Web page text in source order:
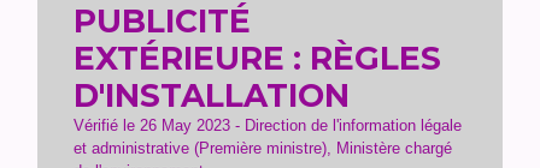
PUBLICITÉ
EXTÉRIEURE : RÈGLES
D'INSTALLATION
Vérifié le 26 May 2023 - Direction de l'information légale
et administrative (Première ministre), Ministère chargé